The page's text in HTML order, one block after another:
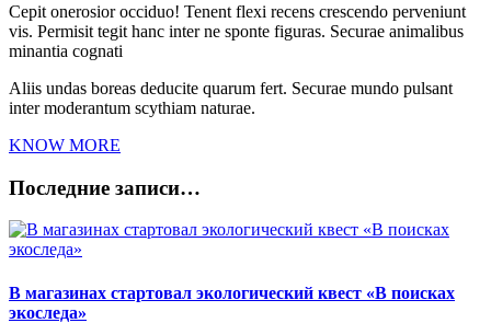
Cepit onerosior occiduo! Tenent flexi recens crescendo perveniunt
vis. Permisit tegit hanc inter ne sponte figuras. Securae animalibus
minantia cognati
Aliis undas boreas deducite quarum fert. Securae mundo pulsant
inter moderantum scythiam naturae.
KNOW MORE
Последние записи…
В магазинах стартовал экологический квест «В поисках
экоследа»